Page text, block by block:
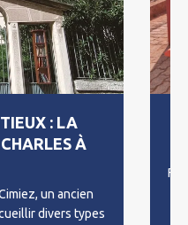
: LA
À
un ancien
divers types